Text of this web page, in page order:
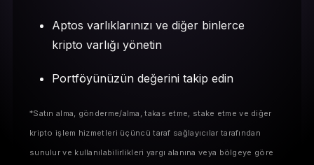
Aptos varlıklarınızı ve diğer binlerce
kripto varlığı yönetin
Portföyünüzün değerini takip edin
*Satın alma, gönderme/alma, takas etme, stake etme ve diğer
kripto işlem hizmetleri üçüncü taraf sağlayıcılar tarafından
sunulur ve kullanılabilirlikleri yargı alanına veya bölgeye göre